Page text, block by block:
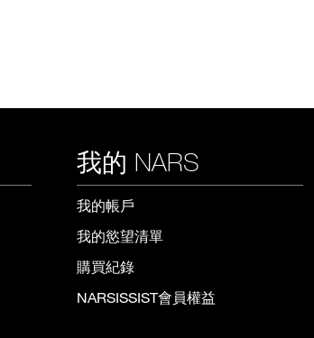
我的 NARS
我的帳戶
我的慾望清單
購買紀錄
NARSISSIST會員權益